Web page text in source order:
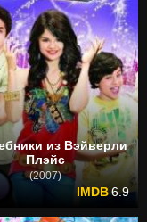
из Вэйверли
Плэйс
(2007)
6.9